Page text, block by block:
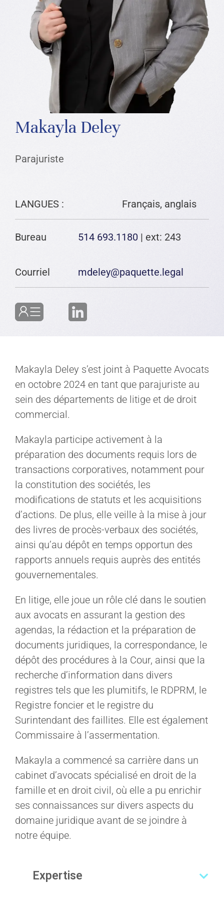
Makayla Deley
Parajuriste
LANGUES : Français, anglais
Bureau
Courriel
514 693.1180 | ext: 243
mdeley@paquette.legal
Makayla Deley s’est joint à Paquette Avocats
en octobre 2024 en tant que parajuriste au
sein des départements de litige et de droit
commercial.
Makayla participe activement à la
préparation des documents requis lors de
transactions corporatives, notamment pour
la constitution des sociétés, les
modifications de statuts et les acquisitions
d’actions. De plus, elle veille à la mise à jour
des livres de procès-verbaux des sociétés,
ainsi qu’au dépôt en temps opportun des
rapports annuels requis auprès des entités
gouvernementales.
En litige, elle joue un rôle clé dans le soutien
aux avocats en assurant la gestion des
agendas, la rédaction et la préparation de
documents juridiques, la correspondance, le
dépôt des procédures à la Cour, ainsi que la
recherche d’information dans divers
registres tels que les plumitifs, le RDPRM, le
Registre foncier et le registre du
Surintendant des faillites. Elle est également
Commissaire à l’assermentation.
Makayla a commencé sa carrière dans un
cabinet d’avocats spécialisé en droit de la
famille et en droit civil, où elle a pu enrichir
ses connaissances sur divers aspects du
domaine juridique avant de se joindre à
notre équipe.
Expertise